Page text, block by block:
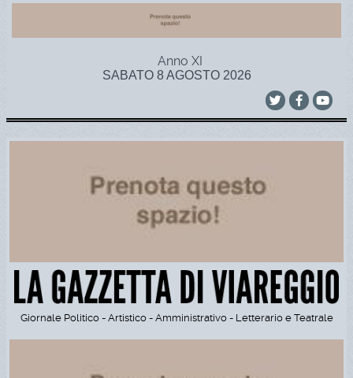
Anno XI
SABATO 8 AGOSTO 2026
Giornale Politico - Artistico - Amministrativo - Letterario e Teatrale